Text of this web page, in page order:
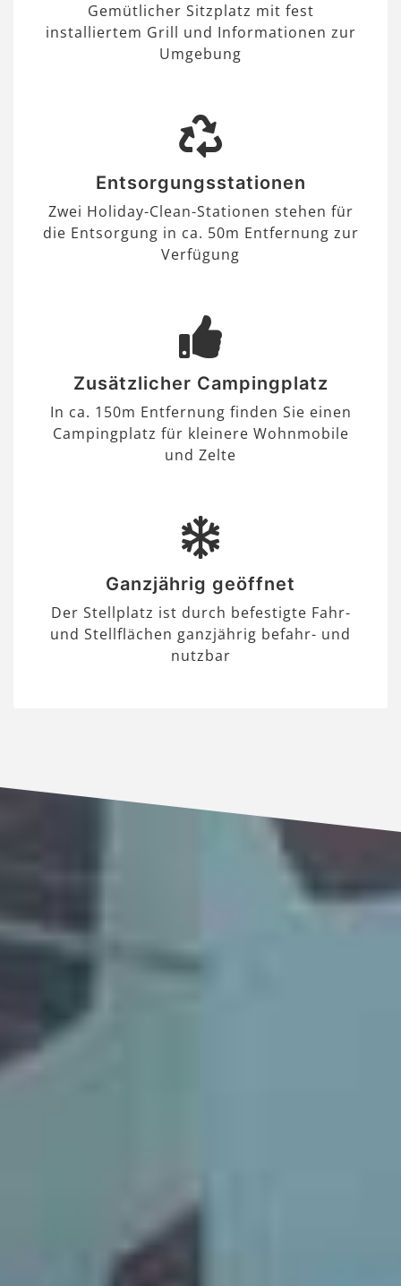
Gemütlicher Sitzplatz mit fest
installiertem Grill und Informationen zur
Umgebung
Entsorgungsstationen
Zwei Holiday-Clean-Stationen stehen für
die Entsorgung in ca. 50m Entfernung zur
Verfügung
Zusätzlicher Campingplatz
In ca. 150m Entfernung finden Sie einen
Campingplatz für kleinere Wohnmobile
und Zelte
Ganzjährig geöffnet
Der Stellplatz ist durch befestigte Fahr-
und Stellflächen ganzjährig befahr- und
nutzbar